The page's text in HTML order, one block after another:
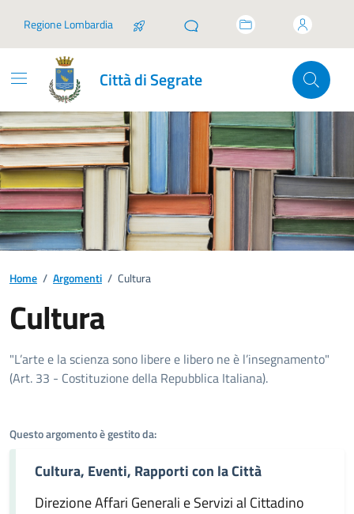
Regione Lombardia
Città di Segrate
Home / Argomenti / Cultura
Cultura
Dettagli dell'argomento
"L’arte e la scienza sono libere e libero ne è l’insegnamento"
(Art. 33 - Costituzione della Repubblica Italiana).
Questo argomento è gestito da:
Cultura, Eventi, Rapporti con la Città
Direzione Affari Generali e Servizi al Cittadino